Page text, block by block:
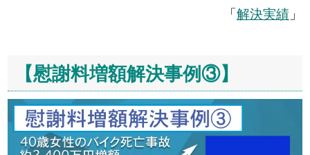
「 解決実績」
【慰謝料増額解決事例③】